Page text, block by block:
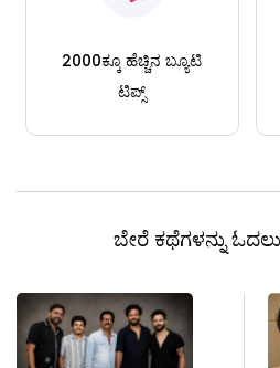
2000ಕ್ಕೂ ಹೆಚ್ಚಿನ ಬ್ಯೂಟಿ
ಟಿಪ್ಸ್
ಬೇರೆ ಕಥೆಗಳನ್ನು